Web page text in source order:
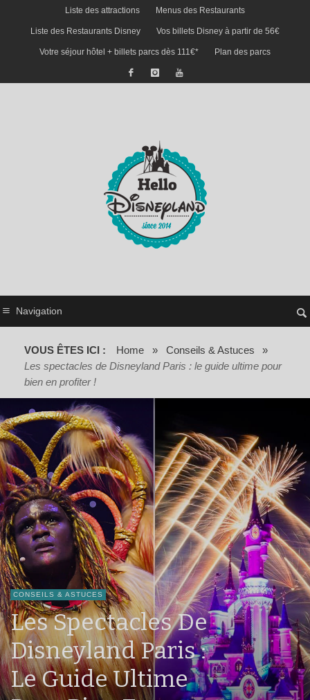
Liste des attractions Menus des Restaurants
Liste des Restaurants Disney Vos billets Disney à partir de 56€
Votre séjour hôtel + billets parcs dès 111€* Plan des parcs
Navigation
VOUS ÊTES ICI : Home » Conseils & Astuces
»
Les spectacles de Disneyland Paris : le guide ultime pour
bien en profiter !
CONSEILS & ASTUCES
Les Spectacles De
Disneyland Paris :
Le Guide Ultime